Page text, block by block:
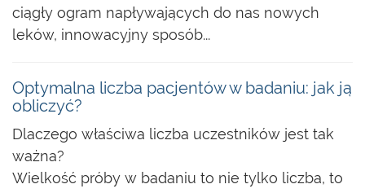
ciągły ogram napływających do nas nowych
leków, innowacyjny sposób...
Optymalna liczba pacjentów w badaniu: jak ją
obliczyć?
Dlaczego właściwa liczba uczestników jest tak
ważna?
Wielkość próby w badaniu to nie tylko liczba, to